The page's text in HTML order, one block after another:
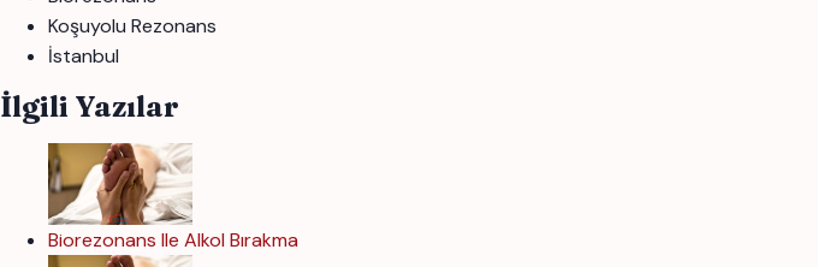
Koşuyolu Rezonans
İstanbul
İlgili Yazılar
Biorezonans Ile Alkol Bırakma